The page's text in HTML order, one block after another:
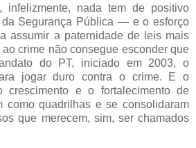
infelizmente, nada tem de positivo
da Segurança Pública — e o esforço
assumir a paternidade de leis mais
crime não consegue esconder que
do PT, iniciado em 2003, o
jogar duro contra o crime. E o
crescimento e o fortalecimento de
como quadrilhas e se consolidaram
que merecem, sim, ser chamados